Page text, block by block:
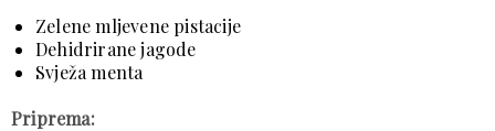
Zelene mljevene pistacije
Dehidrirane jagode
Svježa menta
Priprema: